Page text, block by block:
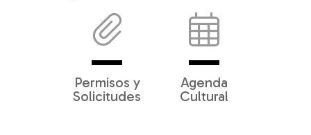
Permisos y
Solicitudes
Agenda
Cultural